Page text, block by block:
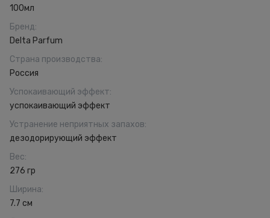
100мл
Бренд:
Delta Parfum
Страна производства:
Россия
Успокаивающий эффект:
успокаивающий эффект
Устранение неприятных запахов:
дезодорирующий эффект
Вес:
276 гр
Ширина:
7.7 см